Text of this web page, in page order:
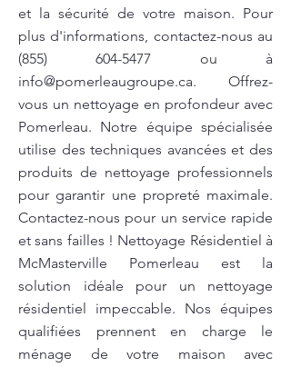
et la sécurité de votre maison. Pour
plus d'informations, contactez-nous au
(855) 604-5477 ou à
info@pomerleaugroupe.ca. Offrez-
vous un nettoyage en profondeur avec
Pomerleau. Notre équipe spécialisée
utilise des techniques avancées et des
produits de nettoyage professionnels
pour garantir une propreté maximale.
Contactez-nous pour un service rapide
et sans failles ! Nettoyage Résidentiel à
McMasterville Pomerleau est la
solution idéale pour un nettoyage
résidentiel impeccable. Nos équipes
qualifiées prennent en charge le
ménage de votre maison avec